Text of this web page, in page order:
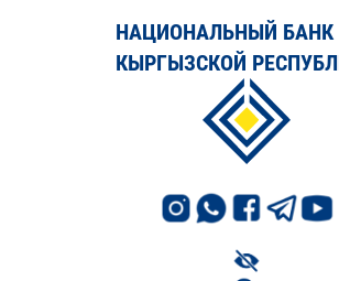
НАЦИОНАЛЬНЫЙ БАНК
КЫРГЫЗСКОЙ